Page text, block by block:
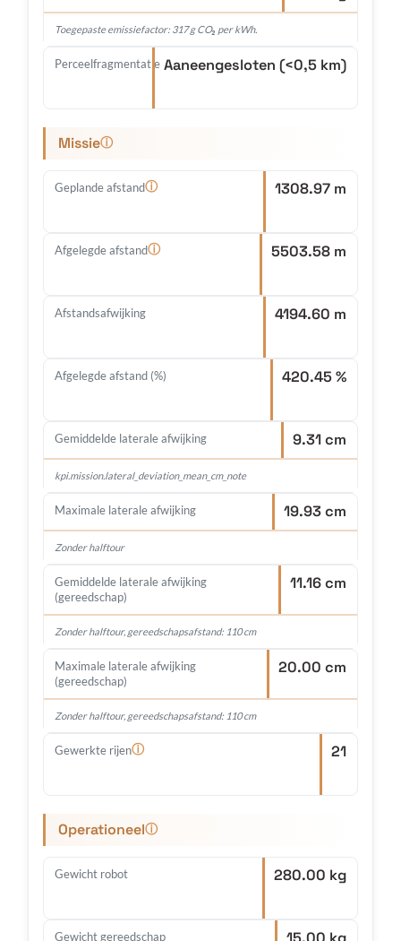
Toegepaste emissiefactor: 317 g CO₂ per kWh.
Perceelfragmentatie Aaneengesloten (<0,5 km)
Missieⓘ
Geplande afstandⓘ 1308.97 m
Afgelegde afstandⓘ 5503.58 m
Afstandsafwijking 4194.60 m
Afgelegde afstand (%) 420.45 %
Gemiddelde laterale afwijking 9.31 cm
kpi.mission.lateral_deviation_mean_cm_note
Maximale laterale afwijking 19.93 cm
Zonder halftour
Gemiddelde laterale afwijking
(gereedschap)
11.16 cm
Zonder halftour, gereedschapsafstand: 110 cm
Maximale laterale afwijking
(gereedschap)
20.00 cm
Zonder halftour, gereedschapsafstand: 110 cm
Gewerkte rijenⓘ 21
Operationeelⓘ
Gewicht robot 280.00 kg
Gewicht gereedschap